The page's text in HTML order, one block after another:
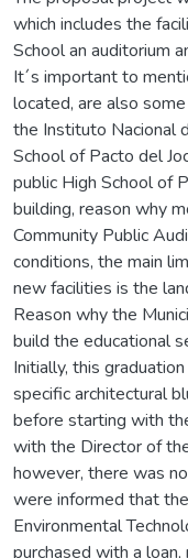
which includes the
School an auditorium
It´s important to
located, are also
the Instituto Nacional
School of Pacto del
public High School of
building, reason why
Community Public
conditions, the main
new facilities is the
Reason why the
build the educational
Initially, this
specific architectural
before starting with
with the Director of
however, there was
were informed that
Environmental
purchased with a